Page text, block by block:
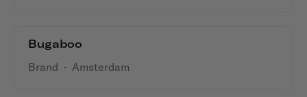
Bugaboo
Brand · Amsterdam